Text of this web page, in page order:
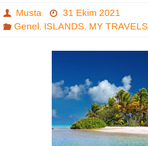
Musta
31 Ekim 2021
Genel , ISLANDS, MY TRAVELS